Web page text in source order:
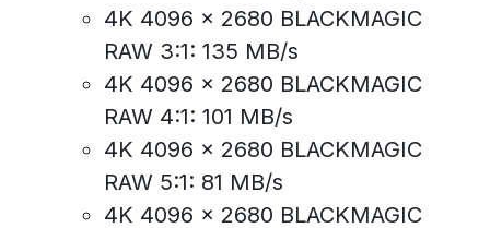
4K 4096 x 2680 BLACKMAGIC
RAW 3:1: 135 MB/s
4K 4096 x 2680 BLACKMAGIC
RAW 4:1: 101 MB/s
4K 4096 x 2680 BLACKMAGIC
RAW 5:1: 81 MB/s
4K 4096 x 2680 BLACKMAGIC